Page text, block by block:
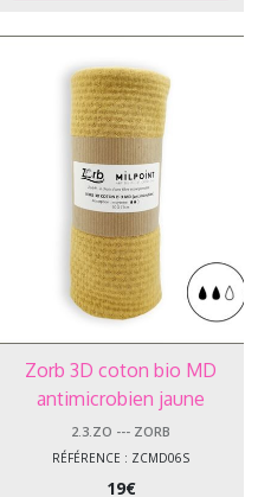
Zorb 3D coton bio MD
antimicrobien jaune
ZCMD06S
2.3.ZO --- ZORB
RÉFÉRENCE : ZCMD06S
19€